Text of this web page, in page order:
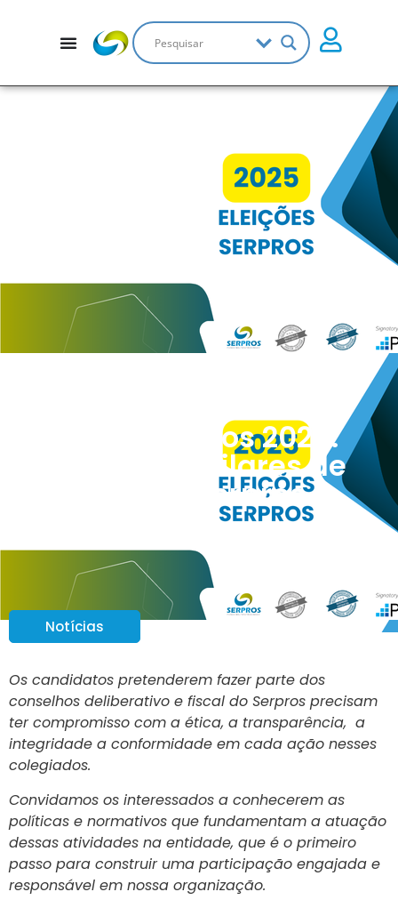
Eleições Serpros 2025:
Conheça os Pilares de
Atuação do Serpros.
Notícias
Os candidatos pretenderem fazer parte dos
conselhos deliberativo e fiscal do Serpros precisam
ter compromisso com a ética, a transparência, a
integridade a conformidade em cada ação nesses
colegiados.
Convidamos os interessados a conhecerem as
políticas e normativos que fundamentam a atuação
dessas atividades na entidade, que é o primeiro
passo para construir uma participação engajada e
responsável em nossa organização.